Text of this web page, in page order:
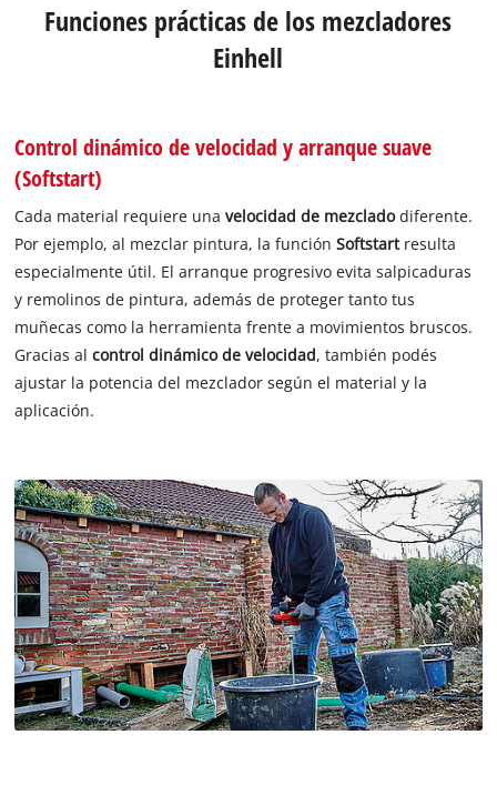
Funciones prácticas de los mezcladores
Einhell
Control dinámico de velocidad y arranque suave
(Softstart)
Cada material requiere unavelocidad de mezcladodiferente.
Por ejemplo, al mezclar pintura, la funciónSoftstart resulta
especialmente útil. El arranque progresivo evita salpicaduras
y remolinos de pintura, además de proteger tanto tus
muñecas como la herramienta frente a movimientos bruscos.
Gracias alcontrol dinámico de velocidad, también podés
ajustar la potencia del mezclador según el material y la
aplicación.